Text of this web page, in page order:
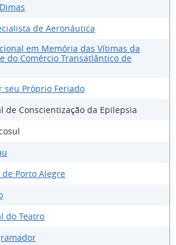
de Aeronáutica
em Memória das Vítimas da
do Comércio Transatlântico de
seu Próprio Feriado
de Conscientização da Epilepsia
Porto Alegre
do Teatro